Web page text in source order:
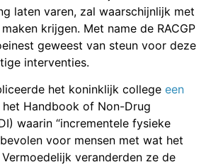
poging om een onmiddellijke
patiënten te voorkomen. Maar
ME in plaats van de huidige
een indicatie van hun nostalgische
in een artikelschreef:
wordt in de richtlijnen
PACE-studie gunstig
GET-handleiding voor